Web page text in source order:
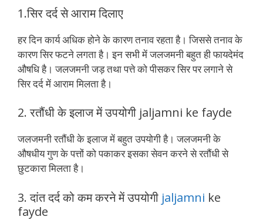
1.सिर दर्द से आराम दिलाए
हर दिन कार्य अधिक होने के कारण तनाव रहता है। जिससे तनाव के
कारण सिर फटने लगता है। इन सभी में जलजमनी बहुत ही फायदेमंद
औषधि है। जलजमनी जड़ तथा पत्ते को पीसकर सिर पर लगाने से
सिर दर्द में आराम मिलता है।
2. रतौंधी के इलाज में उपयोगी jaljamni ke fayde
जलजमनी रतौंधी के इलाज में बहुत उपयोगी है। जलजमनी के
औषधीय गुण के पत्तों को पकाकर इसका सेवन करने से रतौंधी से
छुटकारा मिलता है।
3. दांत दर्द को कम करने में उपयोगी jaljamni ke
fayde